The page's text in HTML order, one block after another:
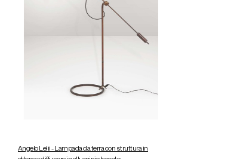
Angelo Lelii - Lampada da terra con struttura in